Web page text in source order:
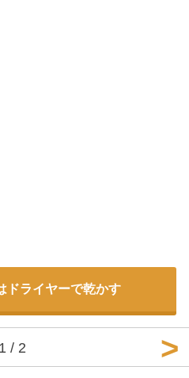
ドライヤーで乾かす
1 / 2